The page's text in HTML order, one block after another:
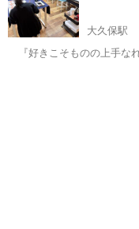
大久保駅
『好きこそものの上手な